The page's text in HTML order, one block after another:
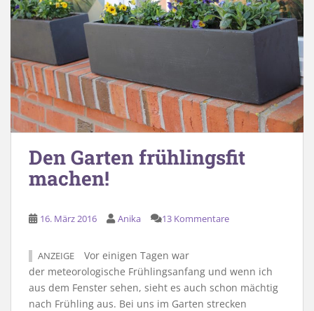
Den Garten frühlingsfit
machen!
16. März 2016 Anika 13 Kommentare
ANZEIGE
Vor einigen Tagen war
der meteorologische Frühlingsanfang und wenn ich
aus dem Fenster sehen, sieht es auch schon mächtig
nach Frühling aus. Bei uns im Garten strecken